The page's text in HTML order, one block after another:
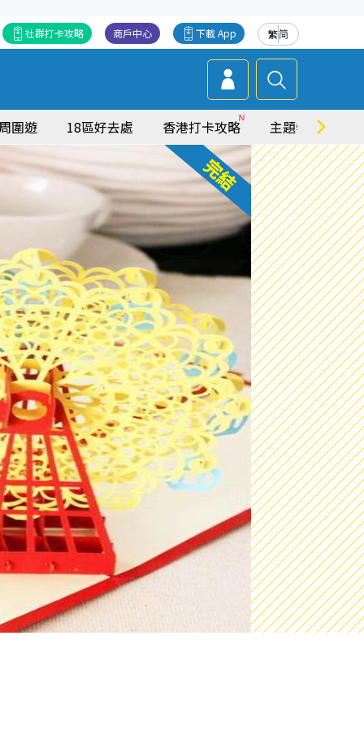
繁简
下載 App
商戶中心
社群打卡攻略
圍遊 18區好去處 香港打卡攻略 主題特集